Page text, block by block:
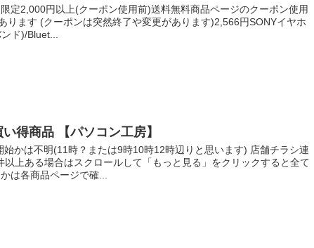
定2,000円以上(クーポン使用前)送料無料商品ページのクーポン使用
ります (クーポンは突然終了や変更があります)2,566円SONYイヤホ
ド)/Bluet...
得商品 【パソコン工房】
かは不明(11時？または9時10時12時辺りと思います) 店舗チラシ連
以上ある場合はスクロールして「もっと見る」をクリックすると全て
は各商品ページで確...